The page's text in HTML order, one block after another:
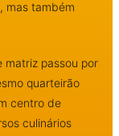
mas também
matriz passou por
quarteirão
centro de
culinários